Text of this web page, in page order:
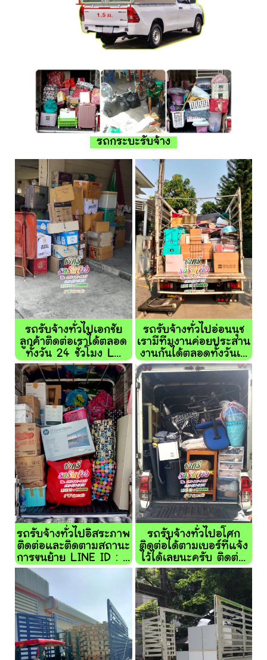
รถกระบะรับจ้าง
รถรับจ้างทั่วไปเอกชัย
ลูกค้าติดต่อเราได้ตลอด
ทั้งวัน 24 ชั่วโมง L...
รถรับจ้างทั่วไปอ่อนนุช
เรามีทีมงานค่อยประสาน
งานกันได้ตลอดทั้งวันเ...
รถรับจ้างทั่วไปอิสระภาพ
ติดต่อและติดตามสถานะ
การขนย้าย LINE ID : ...
รถรับจ้างทั่วไปอโศก
ติดต่อได้ตามเบอร์ที่แจ้ง
ไว้ได้เลยนะครับ ติดต่...